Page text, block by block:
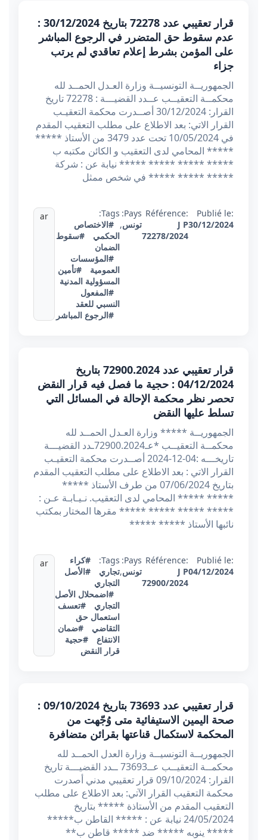
قرار تعقيبي عدد 72278 بتاريخ 30/12/2024 :
عدم سقوط حق المتضرر في الرجوع المباشر
على المؤمن بشرط إعلام تعاقدي لم يرتب
جزاء
الجمهوريــة التونسيــة وزارة العـدل الحمــد لله
محكمــة التعقيــب عــدد القضيـــة : 72278 تاريخ
القرار: 30/12/2024 أصــدرت محكمة التعقيـب
القرار الاتي: بعد الاطلاع على مطلب التعقيب المقدم
في 10/05/2024 تحت عدد 3479 من الأستاذ *****
***** المحامي لدى التعقيب و الكائن مكتبه ب
***** ***** ***** ***** نيابة عن : شركة
***** ***** ***** في شخص ممثل
Publié le:
30/12/2024
Référence:
J P
72278/2024
Pays:
تونس,
Tags:
#الاختصاص
الحكمي
#سقوط
الضمان
#المؤسسات
العمومية
#تأمين
المسؤولية المدنية
#المفعول
النسبي للعقد
#الرجوع المباشر
ar
قرار تعقيبي عدد 72900.2024 بتاريخ
04/12/2024 : حجية ما فصل فيه قرار النقض
تحصر نظر محكمة الإحالة في المسائل التي
تسلط عليها النقض
الجمهوريــة ***** وزارة العـدل الحمــد لله
محكمــة التعقيــب *عـ72900.2024ـدد القضيـــة
تاريخـــه :04-12-2024 أصــدرت محكمة التعقيـب
القرار الاتي : بعد الاطلاع على مطلب التعقيب المقدم
بتاريخ 07/06/2024 من طرف الأستاذ *****
***** ***** المحامي لدى التعقيب. نـيـابـة عـن :
***** ***** ***** ***** مقرها المختار بمكتب
نائبها الأستاذ ***** *****
Publié le:
04/12/2024
Référence:
J P
72900/2024
Pays:
تونس,
Tags:
#كراء
تجاري
#الأصل
التجاري
#اضمحلال الأصل
التجاري
#تعسف
استعمال حق
التقاضي
#ضمان
الانتفاع
#حجية
قرار النقض
ar
قرار تعقيبي عدد 73693 بتاريخ 09/10/2024 :
صحة اليمين الاستيفائية متى وُجّهت من
المحكمة لاستكمال قناعتها بقرائن متضافرة
الجمهوريــة التونسيــة وزارة العدل الحمــد لله
محكمــة التعقيــب عــ73693 ــدد القضيـــة تاريخ
القرار: 09/10/2024 قرار تعقيبي مدني أصدرت
محكمة التعقيب القرار الآتي: بعد الاطلاع على مطلب
التعقيب المقدم من الأستاذة ***** بتاريخ
24/05/2024 نيابة عن : ***** القاطن ب*****
***** ينوبه ***** ضد ***** قاطن ب**